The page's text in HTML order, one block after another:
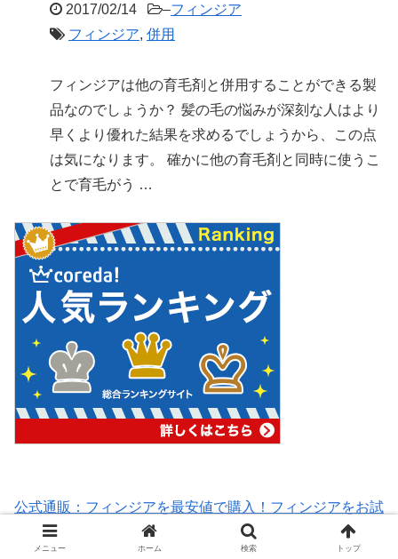
2017/02/14 –フィンジア
フィンジア, 併用
フィンジアは他の育毛剤と併用することができる製
品なのでしょうか？ 髪の毛の悩みが深刻な人はより
早くより優れた結果を求めるでしょうから、この点
は気になります。 確かに他の育毛剤と同時に使うこ
とで育毛がう …
公式通販：フィンジアを最安値で購入！フィンジアをお試
し下さい！
メニュー ホーム 検索 トップ